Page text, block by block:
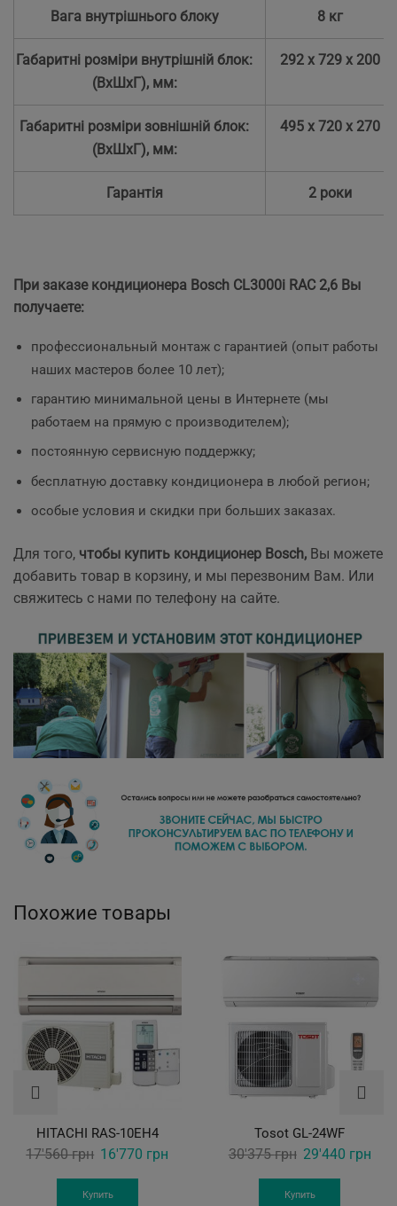
Вага внутрішнього блоку 8 кг
Габаритні розміри внутрішній блок:
(ВхШхГ), мм:
292 x 729 x 200
Габаритні розміри зовнішній блок:
(ВхШхГ), мм:
495 х 720 х 270
Гарантія 2 роки
При заказе кондиционера Bosch CL3000i RAC2,6 Вы
получаете:
профессиональный монтаж с гарантией (опыт работы
наших мастеров более 10 лет);
гарантию минимальной цены в Интернете (мы
работаем на прямую с производителем);
постоянную сервисную поддержку;
бесплатную доставку кондиционера в любой регион;
особые условия и скидки при больших заказах.
Для того, чтобы купить кондиционер Bosch, Вы можете
добавить товар в корзину, и мы перезвоним Вам. Или
свяжитесь с нами по телефону на сайте.
Похожие товары
HITACHI RAS-10EH4
17'560грн Original
was:
16'770 грн
Купить
Tosot GL-24WF
30'375грн Original
was:
29'440 грн
Купить